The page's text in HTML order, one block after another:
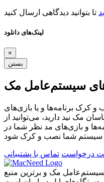
لینک‌های دانلود
×
بستن
سیستم‌عامل مک
کرک برنامه‌ها و یا بازی‌های
مک نید دارید، می‌توانید از
و بازی‌های مد نظر شما در
درخواست تماس با پشتیبانی
مک و برترین منبع